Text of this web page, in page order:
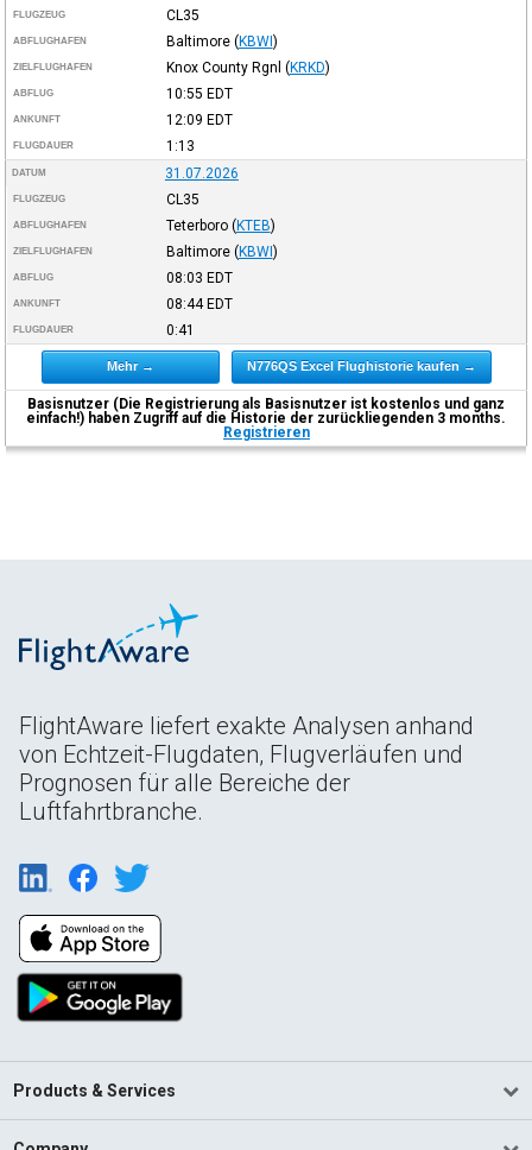
FLUGZEUG CL35
ABFLUGHAFEN Baltimore (KBWI)
ZIELFLUGHAFEN Knox County Rgnl (KRKD)
ABFLUG 10:55 EDT
ANKUNFT 12:09 EDT
FLUGDAUER 1:13
DATUM 31.07.2026
FLUGZEUG CL35
ABFLUGHAFEN Teterboro (KTEB)
ZIELFLUGHAFEN Baltimore (KBWI)
ABFLUG 08:03 EDT
ANKUNFT 08:44EDT
FLUGDAUER 0:41
Mehr → N776QS Excel Flughistorie kaufen →
Basisnutzer (Die Registrierung als Basisnutzer ist kostenlos und ganz
einfach!) haben Zugriff auf die Historie der zurückliegenden 3 months.
Registrieren
FlightAware liefert exakte Analysen anhand
von Echtzeit-Flugdaten, Flugverläufen und
Prognosen für alle Bereiche der
Luftfahrtbranche.
Products & Services